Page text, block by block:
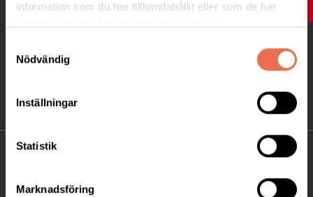
information som du har tillhandahållit eller som de har
Nödvändig
Inställningar
Statistik
Marknadsföring
Besöksadress: